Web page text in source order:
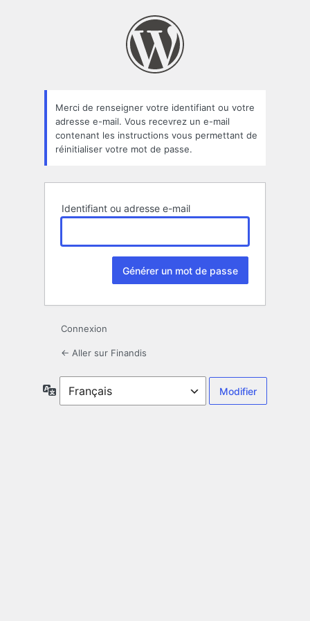
oublié
Merci de renseigner votre identifiant ou votre
adresse e-mail. Vous recevrez un e-mail
contenant les instructions vous permettant de
réinitialiser votre mot de passe.
Identifiant ou adresse e-mail
Connexion
← Aller sur Finandis
Langue